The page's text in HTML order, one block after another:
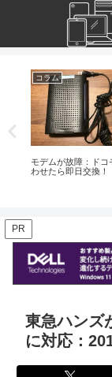
コラム
モデムが故障：ドコ
わせたら即日交換！
PR
東急ハンズ
に対応：